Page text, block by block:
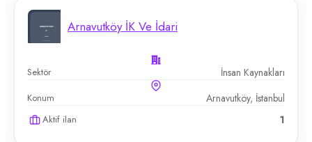
Arnavutköy İK Ve İdari
Sektör İnsan Kaynakları
Konum Arnavutköy, İstanbul
Aktif ilan 1